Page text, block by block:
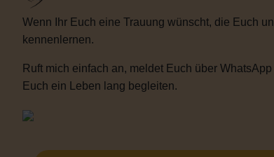
Wenn Ihr Euch eine Trauung wünscht, die Euch
kennenlernen.
Ruft mich einfach an, meldet Euch über
Euch ein Leben lang begleiten.